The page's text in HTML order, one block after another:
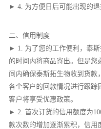
► 4. 为方便日后可能出现的退
二、信用制度
► 1. 为了您的工作便利，泰
的时间内将商品寄出。但是您
间内确保泰斯拓生物收到货款
各个客户的回款情况进行跟踪
客户将享受优惠政策。
► 2. 首次订货的信用额度为
款次数的增加逐渐累积，信用